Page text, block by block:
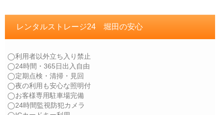
レンタルストレージ24 堀田の安心
◯利用者以外立ち入り禁止
◯24時間・365日出入自由
◯定期点検・清掃・見回
◯夜の利用も安心な照明付
◯お客様専用駐車場完備
◯24時間監視防犯カメラ